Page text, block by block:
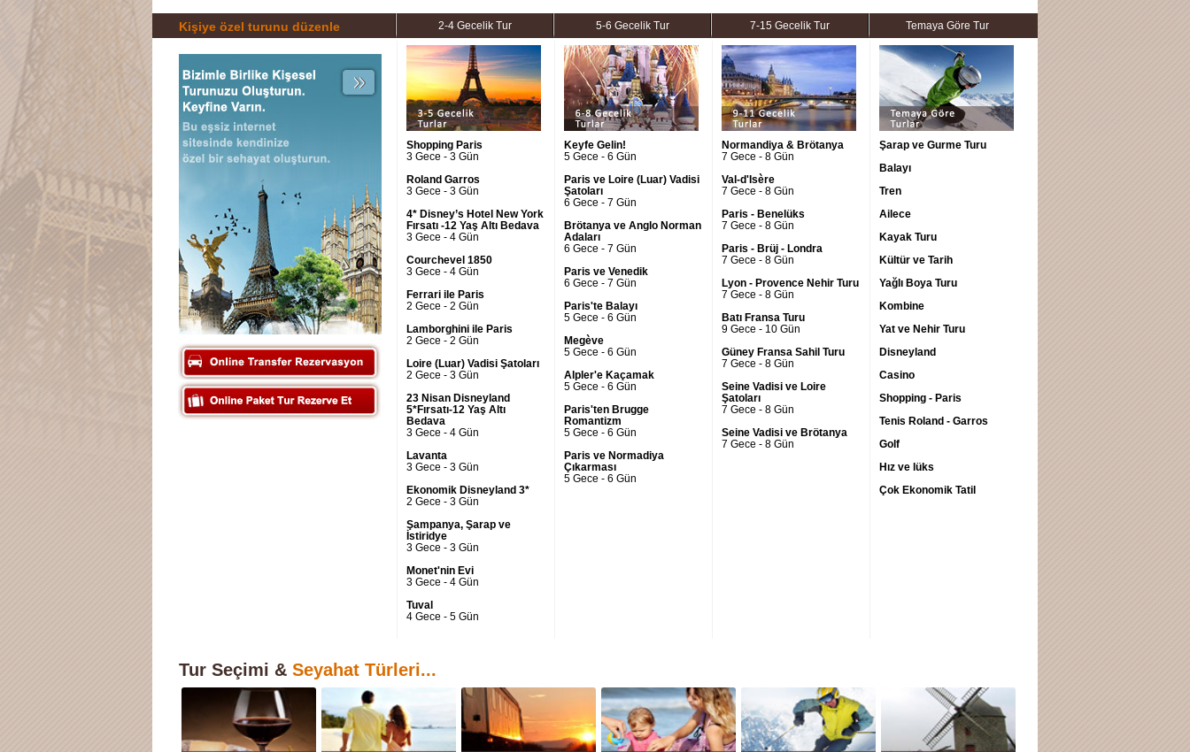
Kişiye özel turunu düzenle 2-4 Gecelik Tur 5-6 Gecelik Tur 7-15 Gecelik Tur Temaya Göre Tur
Shopping Paris
3 Gece - 3 Gün
Roland Garros
3 Gece - 3 Gün
4* Disney’s Hotel New York
Fırsatı -12 Yaş Altı Bedava
3 Gece - 4 Gün
Courchevel 1850
3 Gece - 4 Gün
Ferrari ile Paris
2 Gece - 2 Gün
Lamborghini ile Paris
2 Gece - 2 Gün
Loire (Luar) Vadisi Şatoları
2 Gece - 3 Gün
23 Nisan Disneyland
5*Fırsatı-12 Yaş Altı
Bedava
3 Gece - 4 Gün
Lavanta
3 Gece - 3 Gün
Ekonomik Disneyland 3*
2 Gece - 3 Gün
Şampanya, Şarap ve
İstiridye
3 Gece - 3 Gün
Monet'nin Evi
3 Gece - 4 Gün
Tuval
4 Gece - 5 Gün
Keyfe Gelin!
5 Gece - 6 Gün
Paris ve Loire (Luar) Vadisi
Şatoları
6 Gece - 7 Gün
Brötanya ve Anglo Norman
Adaları
6 Gece - 7 Gün
Paris ve Venedik
6 Gece - 7 Gün
Paris'te Balayı
5 Gece - 6 Gün
Megève
5 Gece - 6 Gün
Alpler'e Kaçamak
5 Gece - 6 Gün
Paris'ten Brugge
Romantizm
5 Gece - 6 Gün
Paris ve Normadiya
Çıkarması
5 Gece - 6 Gün
Normandiya & Brötanya
7 Gece - 8 Gün
Val-d'Isère
7 Gece - 8 Gün
Paris - Benelüks
7 Gece - 8 Gün
Paris - Brüj - Londra
7 Gece - 8 Gün
Lyon - Provence Nehir Turu
7 Gece - 8 Gün
Batı Fransa Turu
9 Gece - 10 Gün
Güney Fransa Sahil Turu
7 Gece - 8 Gün
Seine Vadisi ve Loire
Şatoları
7 Gece - 8 Gün
Seine Vadisi ve Brötanya
7 Gece - 8 Gün
Şarap ve Gurme Turu
Balayı
Tren
Ailece
Kayak Turu
Kültür ve Tarih
Yağlı Boya Turu
Kombine
Yat ve Nehir Turu
Disneyland
Casino
Shopping - Paris
Tenis Roland - Garros
Golf
Hız ve lüks
Çok Ekonomik Tatil
Tur Seçimi & Seyahat Türleri...